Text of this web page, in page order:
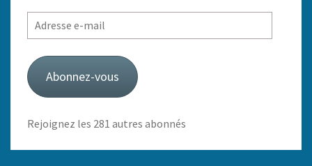
Adresse
e-
mail
Abonnez-vous
Rejoignez les 281 autres abonnés